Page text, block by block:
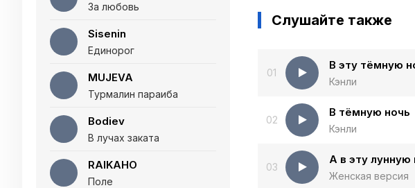
За любовь
Sisenin
Единорог
MUJEVA
Турмалин параиба
Bodiev
В лучах заката
RAIKAHO
Поле
Слушайте также
01
В эту тёмную
Кэнли
02
В тёмную ночь
Кэнли
03
А в эту
Женская версия